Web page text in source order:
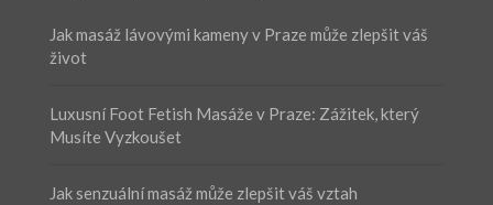
Jak masáž lávovými kameny v Praze může zlepšit váš
život
Luxusní Foot Fetish Masáže v Praze: Zážitek, který
Musíte Vyzkoušet
Jak senzuální masáž může zlepšit váš vztah